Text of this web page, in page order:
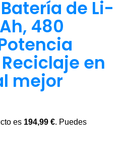
de Li-
480
en
mejor
es 194,99 €. Puedes